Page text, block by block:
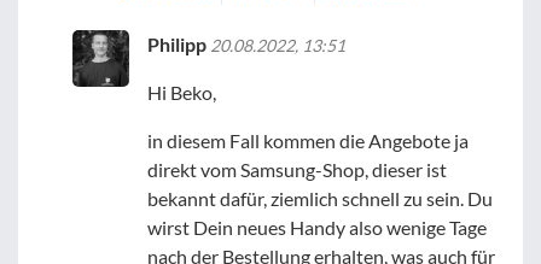
Philipp 20.08.2022, 13:51
Hi Beko,
in diesem Fall kommen die Angebote ja
direkt vom Samsung-Shop, dieser ist
bekannt dafür, ziemlich schnell zu sein. Du
wirst Dein neues Handy also wenige Tage
nach der Bestellung erhalten, was auch für